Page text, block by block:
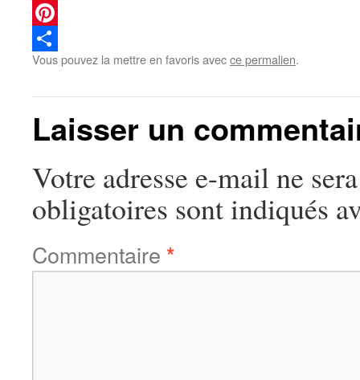
Evernote
Pinterest
Partager
Vous pouvez la mettre en favoris avecce permalien.
Laisser un
Votre adresse e-mail ne
obligatoires sont indiqués
Commentaire *